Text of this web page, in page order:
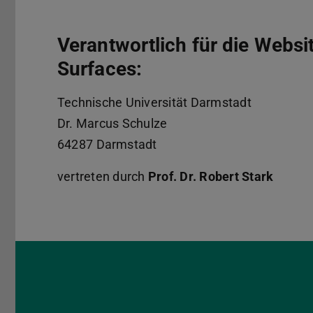
Verantwortlich für die
Surfaces:
Technische Universität Darmstadt
Dr. Marcus Schulze
64287 Darmstadt
vertreten durch Prof. Dr. Robert Stark